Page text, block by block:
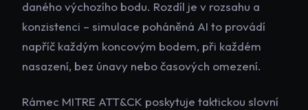
daného výchozího bodu. Rozdíl je v rozsahu a
konzistenci – simulace poháněná AI to provádí
napříč každým koncovým bodem, při každém
nasazení, bez únavy nebo časových omezení.
Rámec MITRE ATT&CK poskytuje taktickou slovní